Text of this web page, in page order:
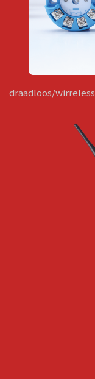
draadloos/